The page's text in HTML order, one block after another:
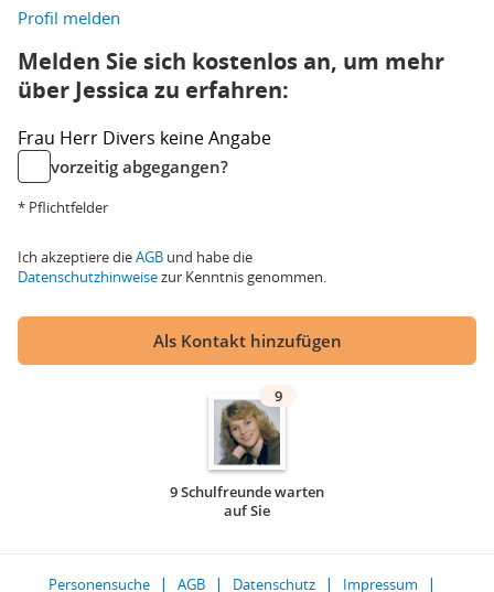
Profil melden
Melden Sie sich kostenlos an, um mehr
über Jessica zu erfahren:
Frau Herr Divers keine Angabe
vorzeitig abgegangen?
* Pflichtfelder
Ich akzeptiere dieAGB und habe die
Datenschutzhinweisezur Kenntnis genommen.
Als Kontakt hinzufügen
9
9 Schulfreunde warten
auf Sie
Personensuche AGB Datenschutz Impressum